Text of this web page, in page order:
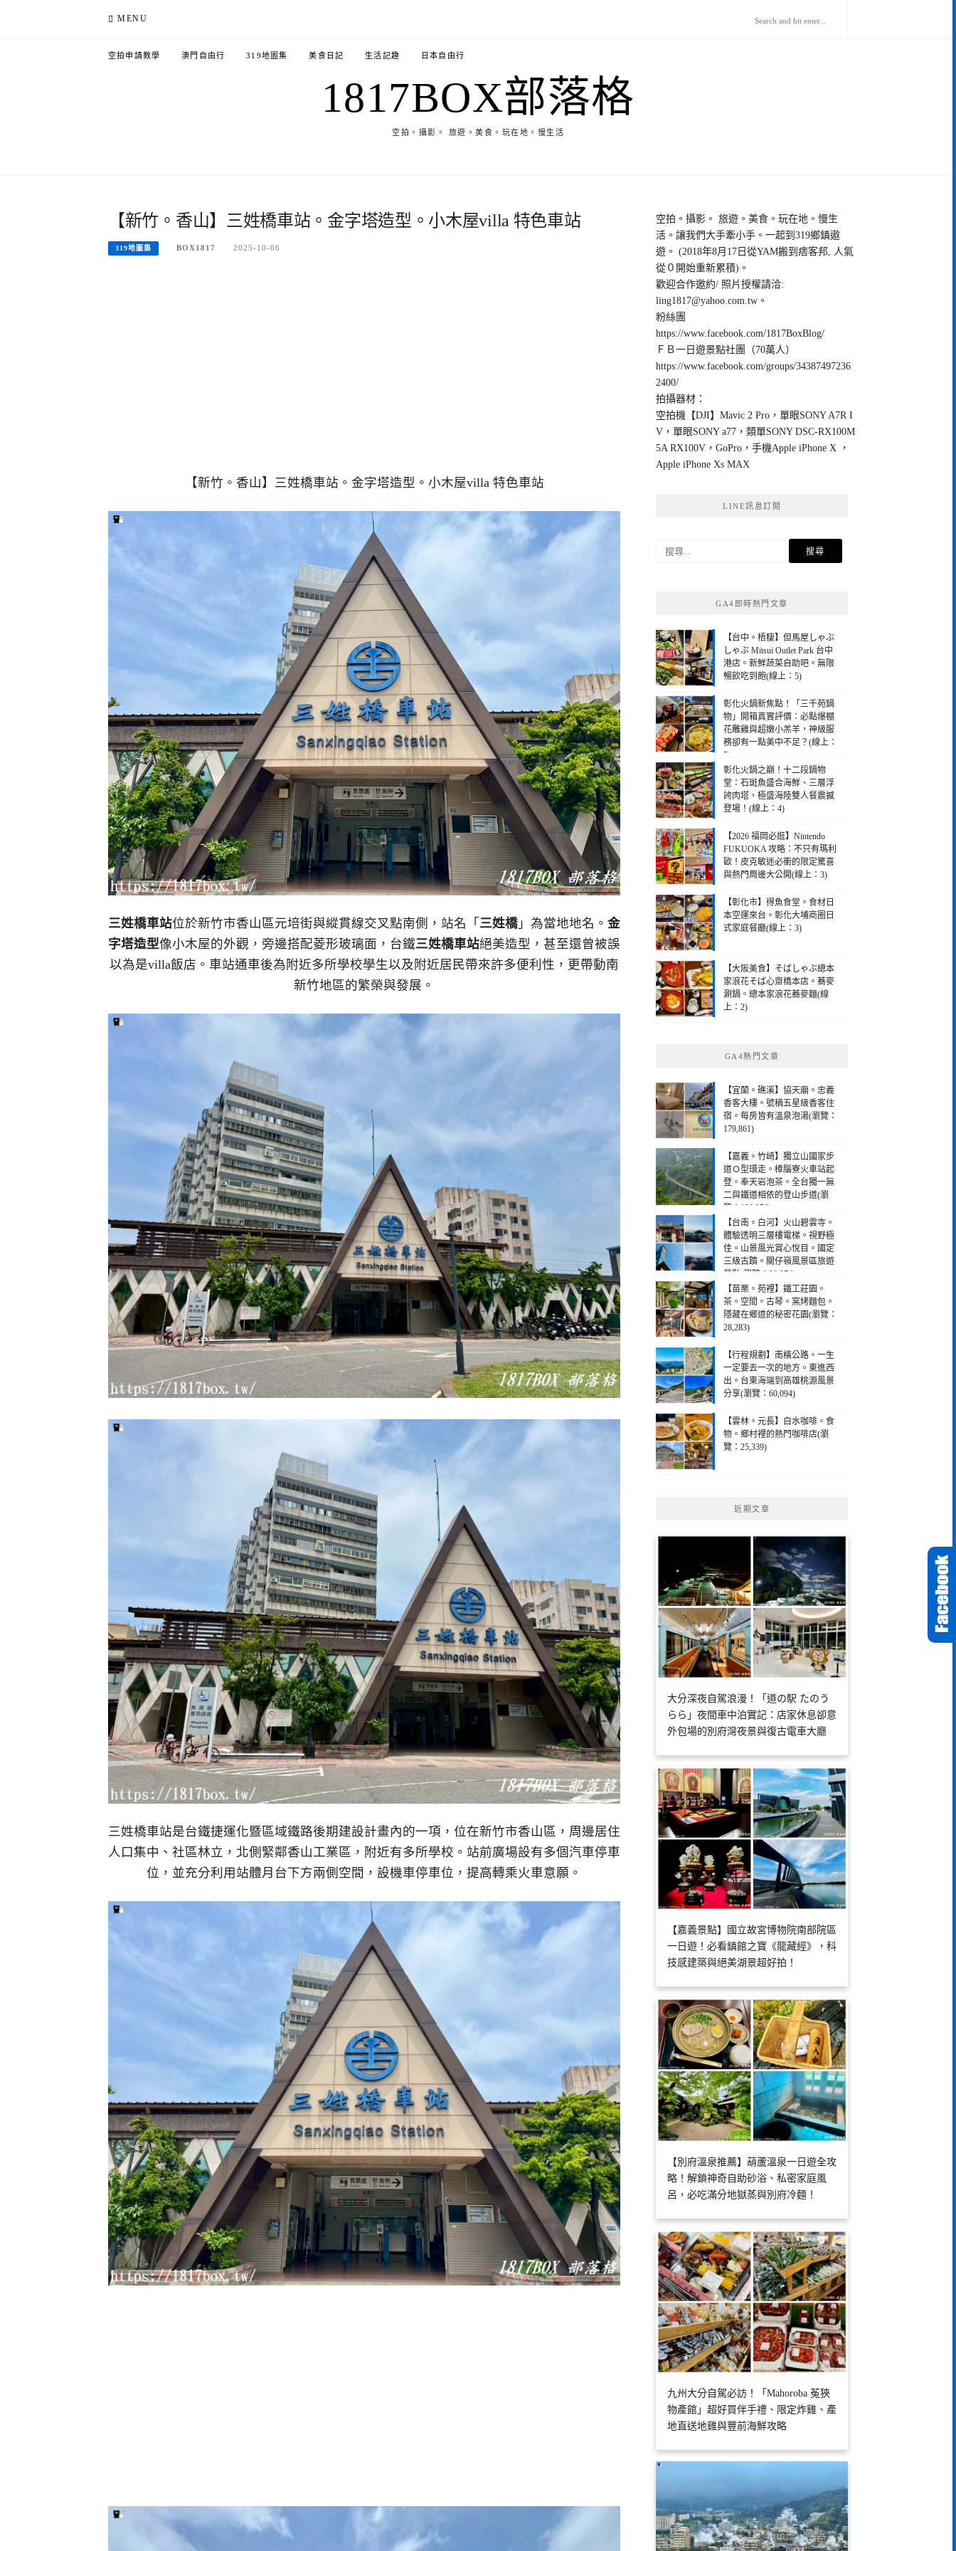
MENU
空拍申請教學 澳門自由行 319地圖集 美食日記 生活記趣 日本自由行
1817BOX部落格
空拍。攝影。 旅遊。美食。玩在地。慢生活
【新竹。香山】三姓橋車站。金字塔造型。小木屋villa 特色車站
319地圖集 BOX1817 2025-10-06
【新竹。香山】三姓橋車站。金字塔造型。小木屋villa 特色車站
三姓橋車站位於新竹市香山區元培街與縱貫線交叉點南側，站名「 三姓橋 」為當地地名。 金
字塔造型像小木屋的外觀，旁邊搭配菱形玻璃面，台鐵三姓橋車站絕美造型，甚至還曾被誤
以為是villa飯店。車站通車後為附近多所學校學生以及附近居民帶來許多便利性，更帶動南
新竹地區的繁榮與發展。
三姓橋車站是台鐵捷運化暨區域鐵路後期建設計畫內的一項，位在新竹市香山區，周邊居住
人口集中、社區林立，北側緊鄰香山工業區，附近有多所學校。站前廣場設有多個汽車停車
位，並充分利用站體月台下方兩側空間，設機車停車位，提高轉乘火車意願。
空拍。攝影。 旅遊。美食。玩在地。慢生
活。讓我們大手牽小手。一起到319鄉鎮遨
遊。 (2018年8月17日從YAM搬到痞客邦, 人氣
從０開始重新累積)。
歡迎合作邀約/ 照片授權請洽:
ling1817@yahoo.com.tw 。
粉絲團
https://www.facebook.com/1817BoxBlog/
ＦＢ一日遊景點社團（70萬人）
https://www.facebook.com/groups/34387497236
2400/
拍攝器材：
空拍機【DJI】Mavic 2 Pro，單眼SONY A7R I
V，單眼SONY a77，類單SONY DSC-RX100M
5A RX100V，GoPro，手機Apple iPhone X ，
Apple iPhone Xs MAX
LINE訊息訂閱
搜
GA4即時熱門文章
【台中。梧棲】但馬屋しゃぶ
しゃぶ Mitsui Outlet Park 台中
港店。新鮮蔬菜自助吧。無限
暢飲吃到飽(線上：5)
彰化火鍋新焦點！「三千苑鍋
物」開箱真實評價：必點爆棚
花雕雞與超嫩小羔羊，神級服
務卻有一點美中不足？(線上：
5)
彰化火鍋之巔！十二段鍋物
堂：石斑魚盛合海鮮、三層浮
誇肉塔，極盛海陸雙人餐震撼
登場！(線上：4)
【2026 福岡必逛】Nintendo
FUKUOKA 攻略：不只有瑪利
歐！皮克敏迷必衝的限定驚喜
與熱門周邊大公開(線上：3)
【彰化市】得魚食堂。食材日
本空運來台。彰化大埔商圈日
式家庭餐廳(線上：3)
【大阪美食】そばしゃぶ總本
家浪花そば心齋橋本店。蕎麥
涮鍋。總本家浪花蕎麥麵(線
上：2)
GA4熱門文章
【宜蘭。礁溪】協天廟。忠義
香客大樓。號稱五星級香客住
宿。每房皆有溫泉泡湯(瀏覽：
179,861)
【嘉義。竹崎】獨立山國家步
道Ｏ型環走。樟腦寮火車站起
登。奉天岩泡茶。全台獨一無
二與鐵道相依的登山步道(瀏
覽：190,256)
【台南。白河】火山碧雲寺。
體驗透明三層樓電梯。視野極
佳。山景風光賞心悅目。國定
三級古蹟。關仔嶺風景區旅遊
景點(瀏覽：28,974)
【苗栗。苑裡】鐵工莊園。
茶。空間。古琴。窯烤麵包。
隱藏在鄉道的秘密花園(瀏覽：
28,283)
【行程規劃】南橫公路。一生
一定要去一次的地方。東進西
出。台東海端到高雄桃源風景
分享(瀏覽：60,094)
【雲林。元長】白水咖啡。食
物。鄉村裡的熱門咖啡店(瀏
覽：25,339)
近期文章
大分深夜自駕浪漫！「道の駅 たのう
らら」夜間車中泊實記：店家休息卻意
外包場的別府灣夜景與復古電車大廳
【嘉義景點】國立故宮博物院南部院區
一日遊！必看鎮館之寶《龍藏經》，科
技感建築與絕美湖景超好拍！
【別府溫泉推薦】葫蘆溫泉一日遊全攻
略！解鎖神奇自助砂浴、私密家庭風
呂，必吃滿分地獄蒸與別府冷麵！
九州大分自駕必訪！「Mahoroba 菟狹
物產館」超好買伴手禮、限定炸雞、產
地直送地雞與豐前海鮮攻略